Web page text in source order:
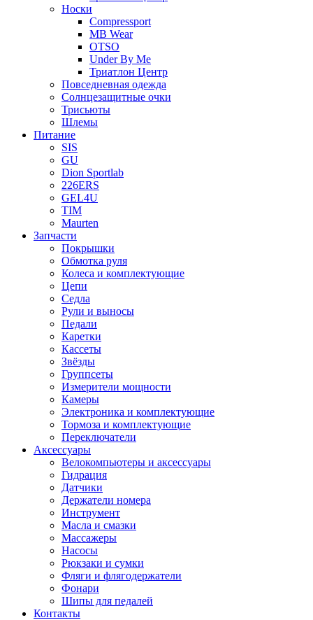
Носки
Compressport
MB Wear
OTSO
Under By Me
Триатлон Центр
Повседневная одежда
Солнцезащитные очки
Трисьюты
Шлемы
Питание
SIS
GU
Dion Sportlab
226ERS
GEL4U
TIM
Maurten
Запчасти
Покрышки
Обмотка руля
Колеса и комплектующие
Цепи
Седла
Рули и выносы
Педали
Каретки
Кассеты
Звёзды
Группсеты
Измерители мощности
Камеры
Электроника и комплектующие
Тормоза и комплектующие
Переключатели
Аксессуары
Велокомпьютеры и аксессуары
Гидрация
Датчики
Держатели номера
Инструмент
Масла и смазки
Массажеры
Насосы
Рюкзаки и сумки
Фляги и флягодержатели
Фонари
Шипы для педалей
Контакты